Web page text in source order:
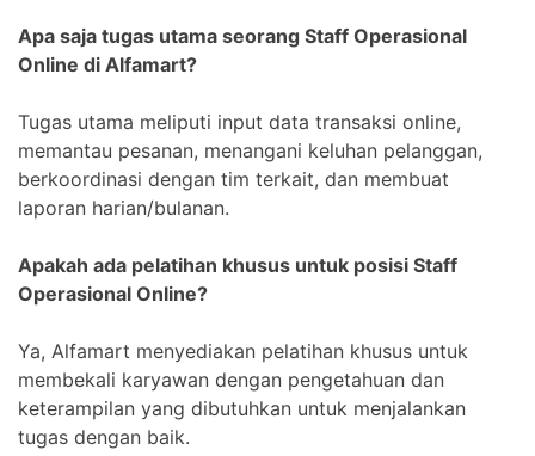
Apa saja tugas utama seorang Staff Operasional
Online di Alfamart?
Tugas utama meliputi input data transaksi online,
memantau pesanan, menangani keluhan pelanggan,
berkoordinasi dengan tim terkait, dan membuat
laporan harian/bulanan.
Apakah ada pelatihan khusus untuk posisi Staff
Operasional Online?
Ya, Alfamart menyediakan pelatihan khusus untuk
membekali karyawan dengan pengetahuan dan
keterampilan yang dibutuhkan untuk menjalankan
tugas dengan baik.